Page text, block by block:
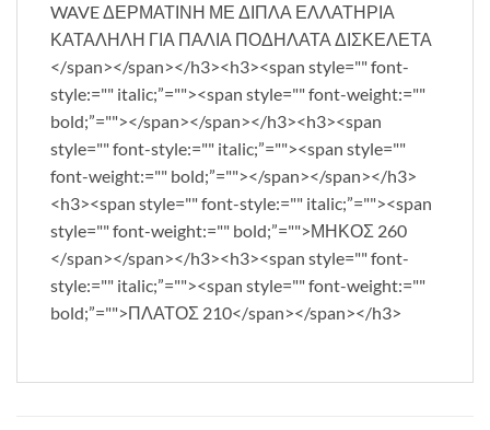
WAVE ΔΕΡΜΑΤΙΝΗ ΜΕ ΔΙΠΛΑ ΕΛΛΑΤΗΡΙΑ
ΚΑΤΑΛΗΛΗ ΓΙΑ ΠΑΛΙΑ ΠΟΔΗΛΑΤΑ ΔΙΣΚΕΛΕΤΑ
</span></span></h3><h3><span style="" font-
style:="" italic;”=""><span style="" font-weight:=""
bold;”=""></span></span></h3><h3><span
style="" font-style:="" italic;”=""><span style=""
font-weight:="" bold;”=""></span></span></h3>
<h3><span style="" font-style:="" italic;”=""><span
style="" font-weight:="" bold;”="">ΜΗΚΟΣ 260
</span></span></h3><h3><span style="" font-
style:="" italic;”=""><span style="" font-weight:=""
bold;”="">ΠΛΑΤΟΣ 210</span></span></h3>